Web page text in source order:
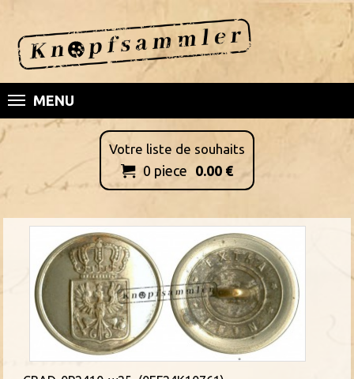
MENU
Votre liste de souhaits
 0 piece 0.00 €